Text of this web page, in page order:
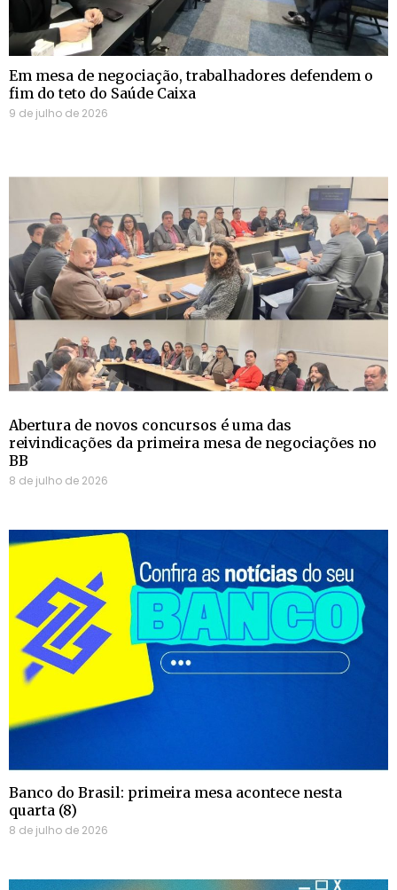
Em mesa de negociação, trabalhadores defendem o
fim do teto do Saúde Caixa
9 de julho de 2026
Abertura de novos concursos é uma das
reivindicações da primeira mesa de negociações no
BB
8 de julho de 2026
Banco do Brasil: primeira mesa acontece nesta
quarta (8)
8 de julho de 2026